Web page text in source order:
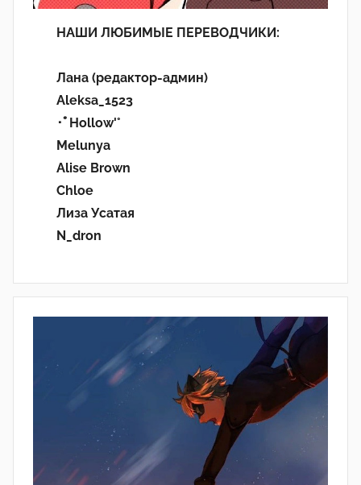
НАШИ ЛЮБИМЫЕ ПЕРЕВОДЧИКИ:
Лана (редактор-админ)
Aleksa_1523
･ﾟHollow'°
Melunya
Alise Brown
Chloe
Лиза Усатая
N_dron